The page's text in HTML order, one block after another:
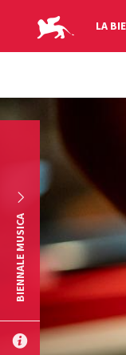
LA
BIENNALE MUSICA